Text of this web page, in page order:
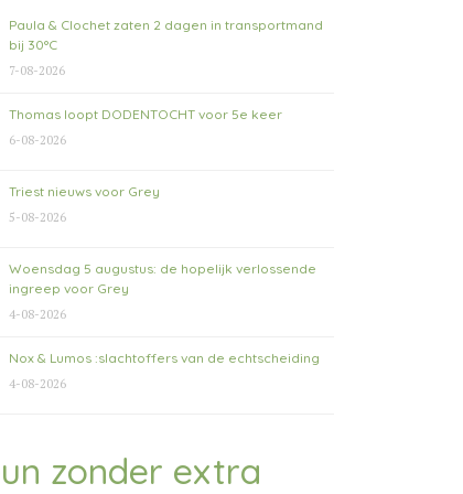
Paula & Clochet zaten 2 dagen in transportmand
bij 30°C
7-08-2026
Thomas loopt DODENTOCHT voor 5e keer
6-08-2026
Triest nieuws voor Grey
5-08-2026
Woensdag 5 augustus: de hopelijk verlossende
ingreep voor Grey
4-08-2026
Nox & Lumos :slachtoffers van de echtscheiding
4-08-2026
zonder extra